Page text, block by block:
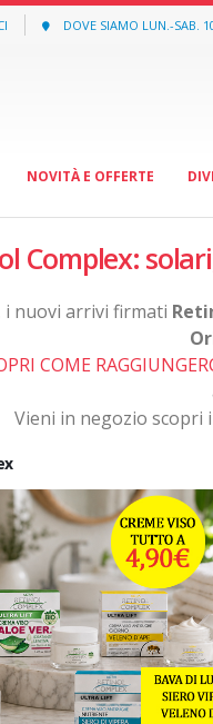
DOVE SIAMO LUN.-SAB.
NOVITÀ E OFFERTE
Complex:
i nuovi arrivi firmati
COME
Vieni in negozio scopri i